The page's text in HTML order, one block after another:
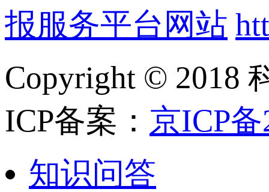
报服务平台网站
Copyright © 2018
ICP备案： 京ICP
知识问答